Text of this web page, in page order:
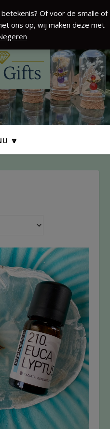
Of voor de smalle of
ons op, wij maken deze met
🔽